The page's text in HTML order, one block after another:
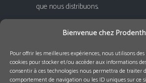
Bienvenue chez
Pour offrir les meilleures expériences, nous utilisons
cookies pour stocker et/ou accéder aux informations
consentir à ces technologies nous permettra de traiter
comportement de navigation ou les ID uniques sur ce
que nous distribuons.
Rejoignez-nous !